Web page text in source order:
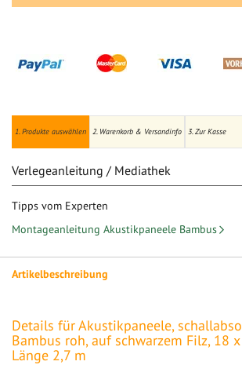
1. Produkte auswählen 2. Warenkorb & Versandinfo 3. Zur Kasse
Artikelbeschreibung
Details für Akustikpaneele,
Bambus roh, auf schwarzem Filz, 18
Länge 2,7 m
Verlegeanleitung / Mediathek
Tipps vom Experten
Montageanleitung Akustikpaneele Bambus